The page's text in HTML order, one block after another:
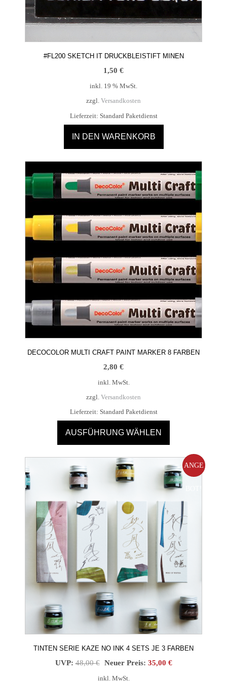
#FL200 SKETCH IT DRUCKBLEISTIFT MINEN
1,50 €
inkl. 19 % MwSt.
zzgl. Versandkosten
Lieferzeit: Standard Paketdienst
IN DEN WARENKORB
DECOCOLOR MULTI CRAFT PAINT MARKER 8 FARBEN
2,80 €
inkl. MwSt.
zzgl. Versandkosten
Lieferzeit: Standard Paketdienst
AUSFÜHRUNG WÄHLEN
Produkt
weist
mehrere
auf.
Die
Optionen
können
Produktseite
gewählt
werden
ANGE
TINTEN SERIE KAZE NO INK 4 SETS JE 3 FARBEN
UVP: 48,00€ Ursprünglicher
Neuer Preis: 35,00 €Aktueller
inkl. MwSt.